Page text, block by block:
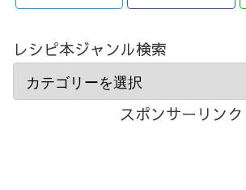
レシピ本ジャンル検索
スポンサーリンク